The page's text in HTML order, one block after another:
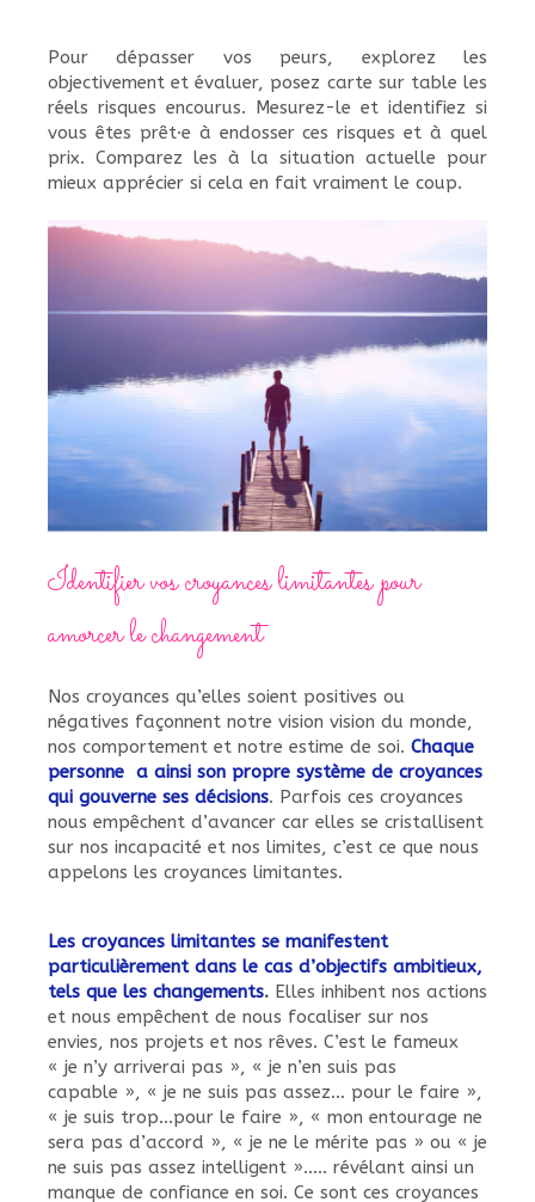
Pour dépasser vos peurs, explorez les
objectivement et évaluer, posez carte sur table les
réels risques encourus. Mesurez-le et identifiez si
vous êtes prêt·e à endosser ces risques et à quel
prix. Comparez les à la situation actuelle pour
mieux apprécier si cela en fait vraiment le coup.
Identifier vos croyances limitantes pour
amorcer le changement
Nos croyances qu’elles soient positives ou
négatives façonnent notre vision vision du monde,
nos comportement et notre estime de soi. Chaque
personne a ainsi son propre système de croyances
qui gouverne ses décisions. Parfois ces croyances
nous empêchent d’avancer car elles se cristallisent
sur nos incapacité et nos limites, c’est ce que nous
appelons les croyances limitantes.
Les croyances limitantes se manifestent
particulièrement dans le cas d’objectifs ambitieux,
tels que les changements. Elles inhibent nos actions
et nous empêchent de nous focaliser sur nos
envies, nos projets et nos rêves. C’est le fameux
« je n’y arriverai pas », « je n’en suis pas
capable », « je ne suis pas assez… pour le faire »,
« je suis trop…pour le faire », « mon entourage ne
sera pas d’accord », « je ne le mérite pas » ou « je
ne suis pas assez intelligent »….. révélant ainsi un
manque de confiance en soi. Ce sont ces croyances